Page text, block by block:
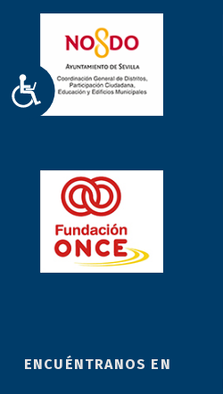
ACCESIBILIDAD
ENCUÉNTRANOS EN